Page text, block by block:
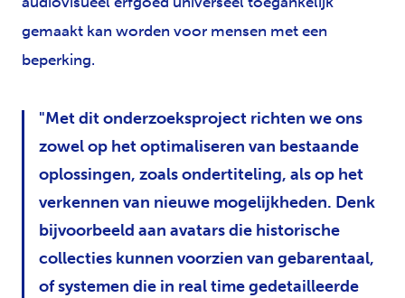
gemaakt kan worden voor mensen met een
beperking.
Met dit onderzoeksproject richten we ons
zowel op het optimaliseren van bestaande
oplossingen, zoals ondertiteling, als op het
verkennen van nieuwe mogelijkheden. Denk
bijvoorbeeld aan avatars die historische
collecties kunnen voorzien van gebarentaal,
of systemen die in real time gedetailleerde